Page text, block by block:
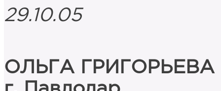
29.10.05
ОЛЬГА ГРИГОРЬЕВА